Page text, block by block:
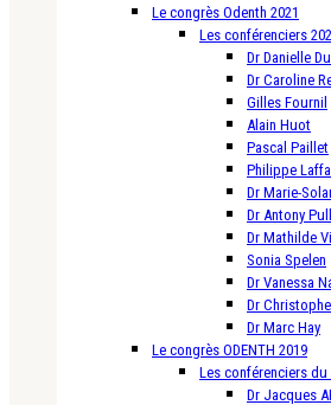
Le congrès Odenth 2021
Les conférenciers
Dr Danielle
Dr Caroline
Gilles Fournil
Alain Huot
Pascal Paillet
Philippe
Dr Marie-
Dr Antony
Dr Mathilde
Sonia Spelen
Dr Vanessa
Dr
Dr Marc Hay
Le congrès ODENTH 2019
Les conférenciers du
Dr Jacques